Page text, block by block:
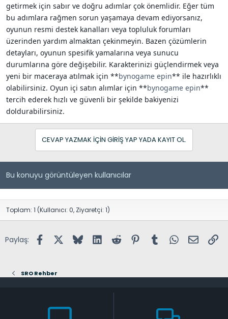
getirmek için sabır ve doğru adımlar çok önemlidir. Eğer tüm
bu adımlara rağmen sorun yaşamaya devam ediyorsanız,
oyunun resmi destek kanalları veya topluluk forumları
üzerinden yardım almaktan çekinmeyin. Bazen çözümlerin
detayları, oyunun spesifik yamalarına veya sunucu
durumlarına göre değişebilir. Karakterinizi güçlendirmek veya
yeni bir maceraya atılmak için **bynogame epin** ile hazırlıklı
olabilirsiniz. Oyun içi satın alımlar için **bynogame epin**
tercih ederek hızlı ve güvenli bir şekilde bakiyenizi
doldurabilirsiniz.
CEVAP YAZMAK IÇIN GIRIŞ YAP YADA KAYIT OL.
Bu konuyu görüntüleyen kullanıcılar
Toplam: 1 (Kullanıcı: 0, Ziyaretçi: 1)
Paylaş: FacebookX (Twitter)
BlueskyLinkedInReddit PinterestTumblr WhatsApp
E-posta
SRO Rehber